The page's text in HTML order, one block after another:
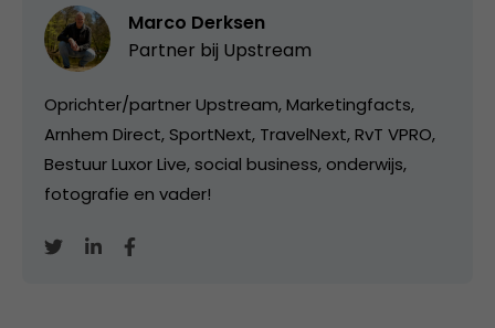
Marco Derksen
Partner bij Upstream
Oprichter/partner Upstream, Marketingfacts,
Arnhem Direct, SportNext, TravelNext, RvT VPRO,
Bestuur Luxor Live, social business, onderwijs,
fotografie en vader!